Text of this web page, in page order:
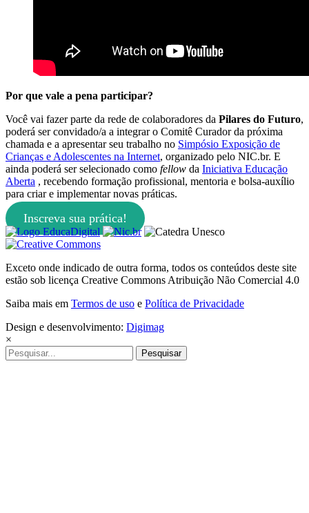
Por que vale a pena participar?
Você vai fazer parte da rede de colaboradores da Pilares do Futuro,
poderá ser convidado/a a integrar o Comitê Curador da próxima
chamada e a apresentar seu trabalho no Simpósio Exposição de
Crianças e Adolescentes na Internet, organizado pelo NIC.br. E
ainda poderá ser selecionado como fellow da Iniciativa Educação
Aberta , recebendo formação profissional, mentoria e bolsa-auxílio
para criar e implementar novas práticas.
Inscreva sua prática!
Exceto onde indicado de outra forma, todos os conteúdos deste site
estão sob licença Creative Commons Atribuição Não Comercial 4.0
Saiba mais em Termos de uso e Política de Privacidade
Design e desenvolvimento: Digimag
×